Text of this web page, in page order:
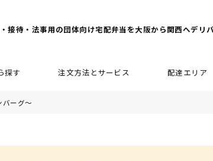
接待・法事用の団体向け宅配弁当を大阪から関西へデリ
探す 注文方法とサービス 配達エリア
バーグ～